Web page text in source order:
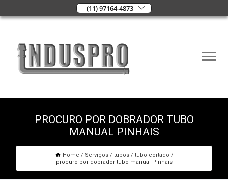
(11) 97164-4873
PROCURO POR DOBRADOR TUBO
MANUAL PINHAIS
Home Serviços tubos
tubo cortado
procuro por dobrador tubo manual Pinhais